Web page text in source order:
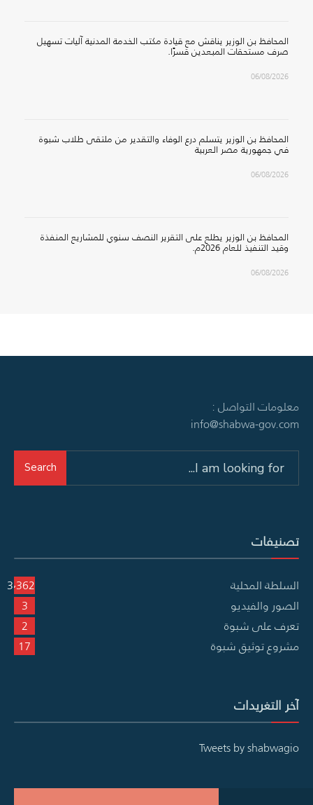
المحافظ بن الوزير يناقش مع قيادة مكتب الخدمة المدنية آليات تسهيل
صرف مستحقات المبعدين قسرًا.
06/08/2026
المحافظ بن الوزير يتسلم درع الوفاء والتقدير من ملتقى طلاب شبوة
في جمهورية مصر العربية
06/08/2026
المحافظ بن الوزير يطلع على التقرير النصف سنوي للمشاريع المنفذة
وقيد التنفيذ للعام 2026م.
06/08/2026
معلومات التواصل :
info@shabwa-gov.com
Search
تصنيفات
السلطة المحلية
3٬362
الصور والفيديو
3
تعرف على شبوة
2
مشروع توثيق شبوة
17
آخر التغريدات
Tweets by shabwagio